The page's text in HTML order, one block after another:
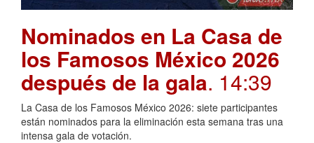
Nominados en La Casa de
los Famosos México 2026
después de la gala. 14:39
La Casa de los Famosos México 2026: siete participantes
están nominados para la eliminación esta semana tras una
intensa gala de votación.